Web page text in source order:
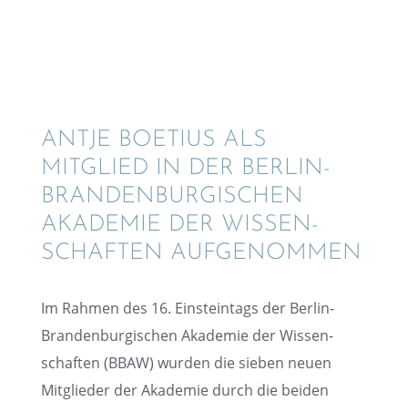
ANTJE BOETIUS ALS
MITGLIED IN DER BERLIN-
BRANDEN­BUR­GI­SCHEN
AKADE­MIE DER WISSEN­
SCHAF­TEN AUFGENOMMEN
Im Rahmen des 16. Einstein­tags der Berlin-
Branden­bur­gi­schen Akade­mie der Wissen­
schaf­ten (BBAW) wurden die sieben neuen
Mitglie­der der Akade­mie durch die beiden